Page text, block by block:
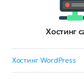
Хостинг
Хостинг WordPress